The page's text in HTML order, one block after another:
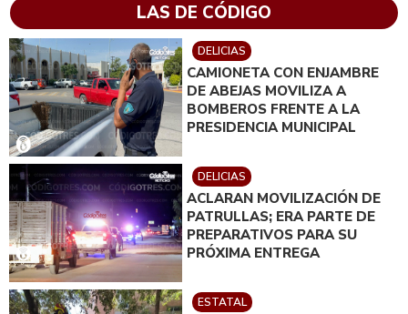
LAS DE CÓDIGO
DELICIAS
CAMIONETA CON ENJAMBRE
DE ABEJAS MOVILIZA A
BOMBEROS FRENTE A LA
PRESIDENCIA MUNICIPAL
DELICIAS
ACLARAN MOVILIZACIÓN DE
PATRULLAS; ERA PARTE DE
PREPARATIVOS PARA SU
PRÓXIMA ENTREGA
ESTATAL